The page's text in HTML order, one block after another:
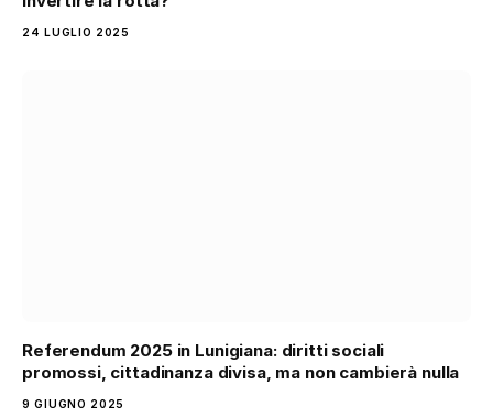
24 LUGLIO 2025
Referendum 2025 in Lunigiana: diritti sociali
promossi, cittadinanza divisa, ma non cambierà nulla
9 GIUGNO 2025